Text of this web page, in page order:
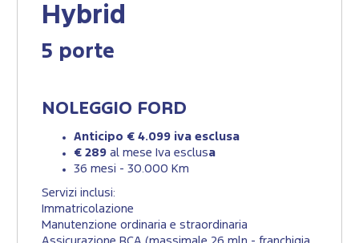
Hybrid
5 porte
NOLEGGIO FORD
Anticipo € 4.099 iva esclusa
€ 289 al mese Iva esclusa
36 mesi - 30.000 Km
Servizi inclusi:
Immatricolazione
Manutenzione ordinaria e straordinaria